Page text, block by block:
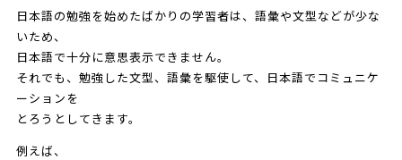
日本語の勉強を始めたばかりの学習者は、語彙や文型などが少な
いため、
日本語で十分に意思表示できません。
それでも、勉強した文型、語彙を駆使して、日本語でコミュニケ
ーションを
とろうとしてきます。
例えば、